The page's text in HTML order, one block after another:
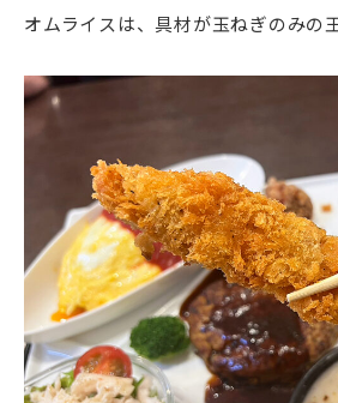
オムライスは、具材が玉ねぎのみの